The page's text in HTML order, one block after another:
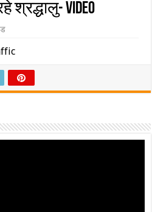
VIDEO